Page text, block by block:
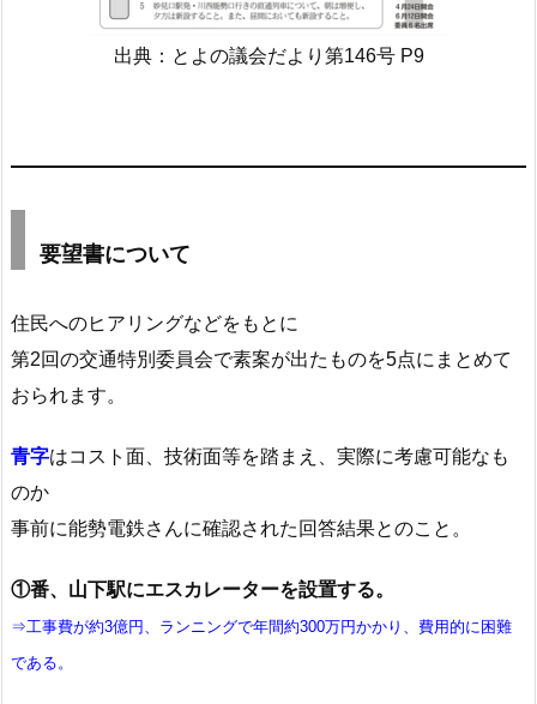
出典：とよの議会だより第146号 P9
要望書について
住民へのヒアリングなどをもとに
第2回の交通特別委員会で素案が出たものを5点にまとめて
おられます。
青字はコスト面、技術面等を踏まえ、実際に考慮可能なも
のか
事前に能勢電鉄さんに確認された回答結果とのこと。
①番、山下駅にエスカレーターを設置する。
⇒工事費が約3億円、ランニングで年間約300万円かかり、費用的に困難
である。